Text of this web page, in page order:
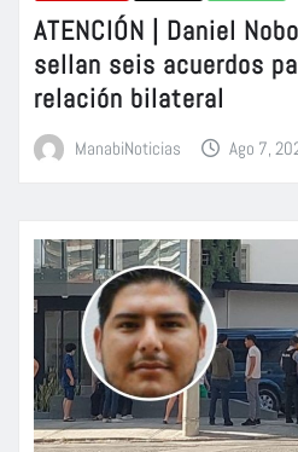
ATENCIÓN | Daniel
sellan seis acuerdos
relación bilateral
ManabiNoticias Ago 7,